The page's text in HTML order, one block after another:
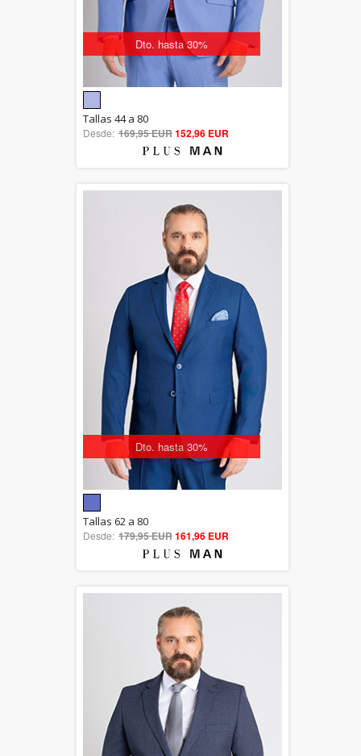
Dto. hasta 30%
out of 5
Tallas 44 a 80
Desde: 169,95 EUR152,96 EUR
Dto. hasta 30%
out of 5
Tallas 62 a 80
Desde: 179,95 EUR161,96 EUR